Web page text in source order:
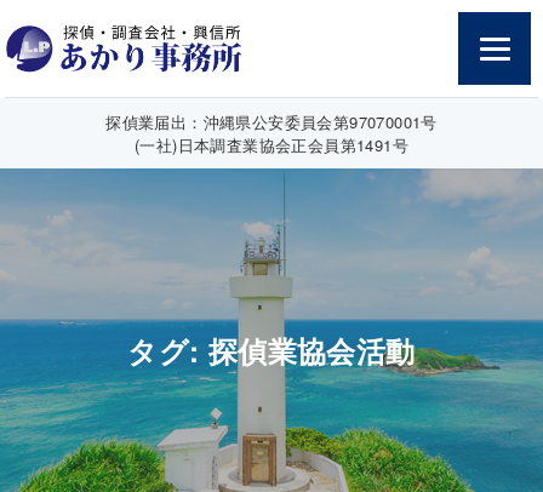
探偵業届出：沖縄県公安委員会第97070001号
(一社)日本調査業協会正会員第1491号
タグ: 探偵業協会活動